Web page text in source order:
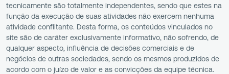
tecnicamente são totalmente independentes, sendo que estes na
função da execução de suas atividades não exercem nenhuma
atividade conflitante. Desta forma, os conteúdos vinculados no
site são de caráter exclusivamente informativo, não sofrendo, de
qualquer aspecto, influência de decisões comerciais e de
negócios de outras sociedades, sendo os mesmos produzidos de
acordo com o juízo de valor e as convicções da equipe técnica.